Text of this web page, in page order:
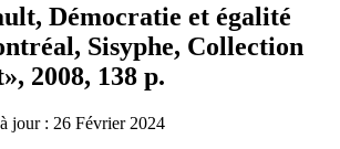
Démocratie et égalité
Sisyphe, Collection
2008, 138 p.
jour : 26 Février 2024